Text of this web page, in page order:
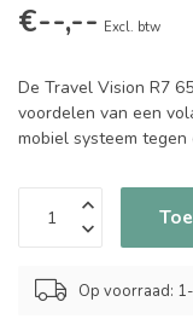
€--,-- Excl. btw
De Travel Vision R7
voordelen van een
mobiel systeem
Op voorraad: